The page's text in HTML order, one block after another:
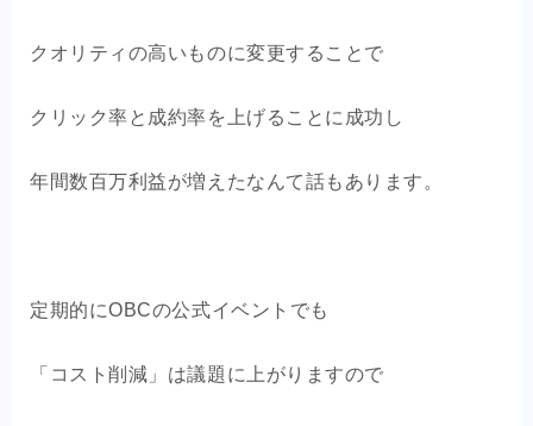
クオリティの高いものに変更することで
クリック率と成約率を上げることに成功し
年間数百万利益が増えたなんて話もあります。
定期的にOBCの公式イベントでも
「コスト削減」は議題に上がりますので